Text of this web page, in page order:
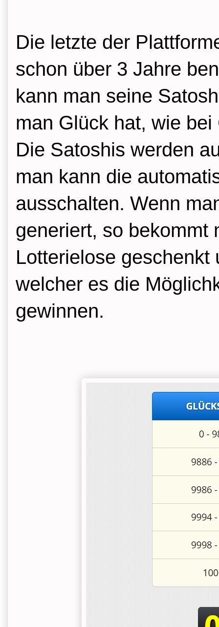
Die letzte der
schon über 3 Jahre
kann man seine
man Glück hat, wie
Die Satoshis werden
man kann die
ausschalten. Wenn
generiert, so bekommt
Lotterielose
welcher es die
gewinnen.